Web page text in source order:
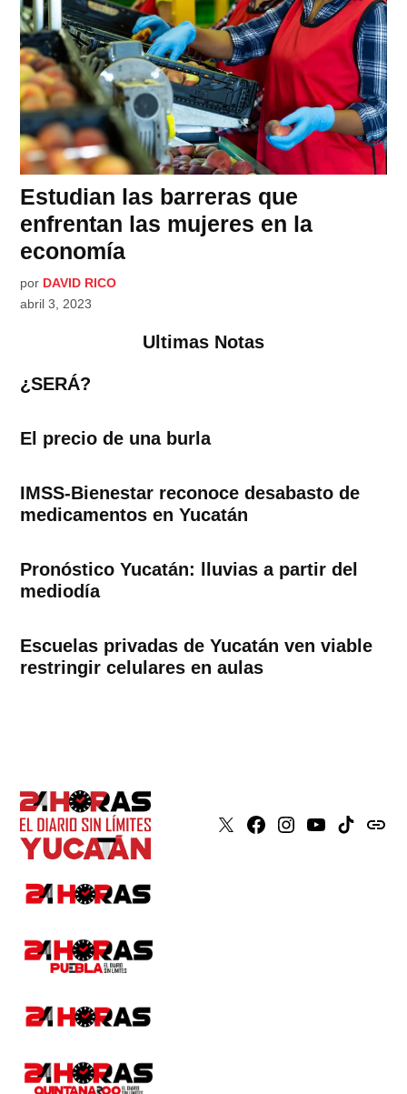
Estudian las barreras que
enfrentan las mujeres en la
economía
por DAVID RICO
abril 3, 2023
Ultimas Notas
¿SERÁ?
El precio de una burla
IMSS-Bienestar reconoce desabasto de
medicamentos en Yucatán
Pronóstico Yucatán: lluvias a partir del
mediodía
Escuelas privadas de Yucatán ven viable
restringir celulares en aulas
X Faceboook
Instagram
YoutubeTiktokissuu